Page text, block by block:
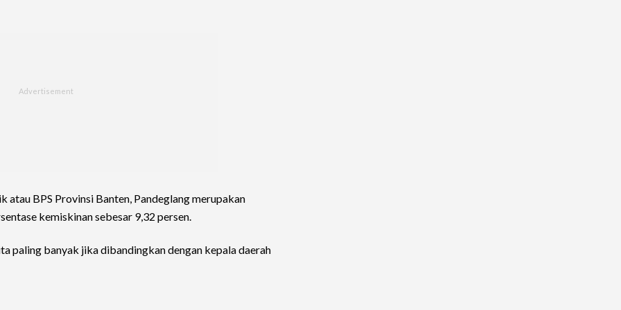
atau BPS Provinsi Banten, Pandeglang merupakan
kemiskinan sebesar 9,32 persen.
paling banyak jika dibandingkan dengan kepala daerah